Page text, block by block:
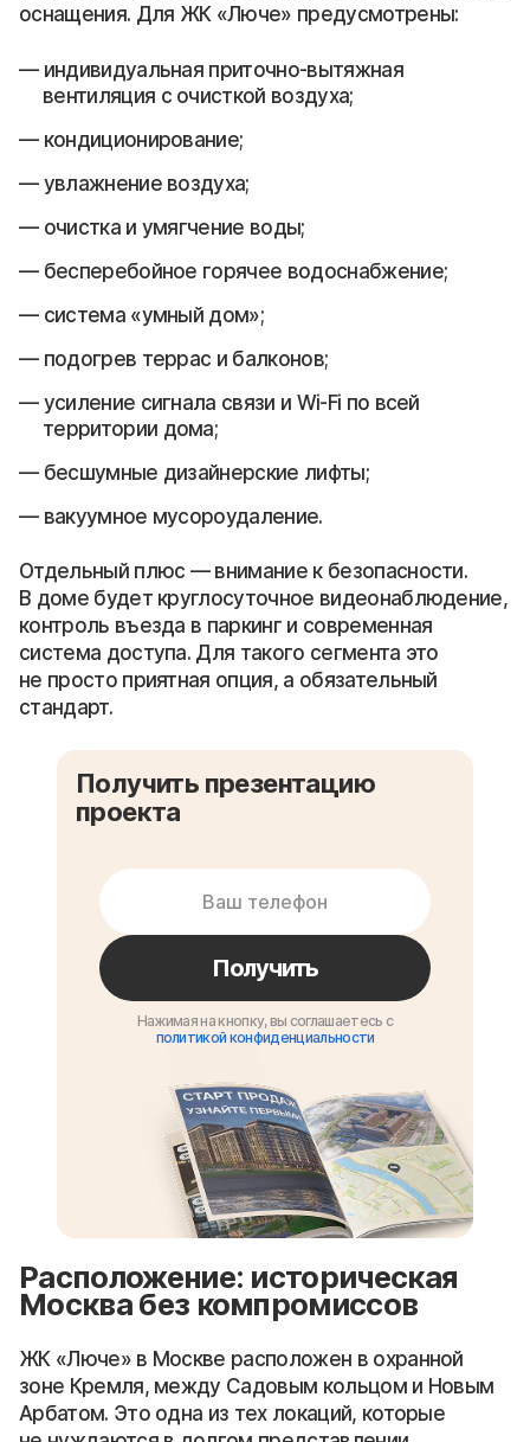
оснащения. Для ЖК «Люче» предусмотрены:
индивидуальная приточно-вытяжная
вентиляция с очисткой воздуха;
кондиционирование;
увлажнение воздуха;
очистка и умягчение воды;
бесперебойное горячее водоснабжение;
система «умный дом»;
подогрев террас и балконов;
усиление сигнала связи и Wi-Fi по всей
территории дома;
бесшумные дизайнерские лифты;
вакуумное мусороудаление.
Отдельный плюс — внимание к безопасности.
В доме будет круглосуточное видеонаблюдение,
контроль въезда в паркинг и современная
система доступа. Для такого сегмента это
не просто приятная опция, а обязательный
стандарт.
Получить презентацию
проекта
Получить
Нажимая на кнопку, вы соглашаетесь с
политикой конфиденциальности
Расположение: историческая
Москва без компромиссов
ЖК «Люче» в Москве расположен в охранной
зоне Кремля, между Садовым кольцом и Новым
Арбатом. Это одна из тех локаций, которые